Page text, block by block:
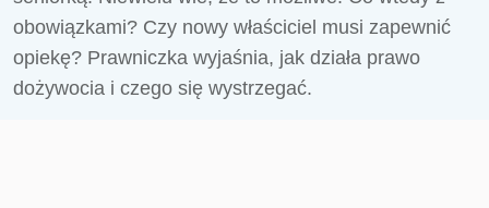
obowiązkami? Czy nowy właściciel musi zapewnić
opiekę? Prawniczka wyjaśnia, jak działa prawo
dożywocia i czego się wystrzegać.